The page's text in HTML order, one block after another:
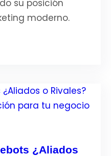
su posición
moderno.
¿Aliados